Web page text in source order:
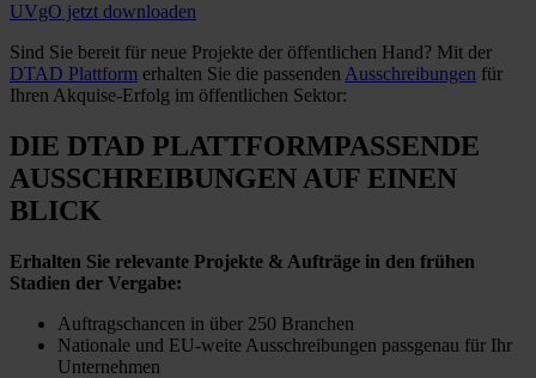
UVgO jetzt downloaden
Sind Sie bereit für neue Projekte der öffentlichen Hand? Mit der
DTAD Plattform erhalten Sie die passenden Ausschreibungen für
Ihren Akquise-Erfolg im öffentlichen Sektor:
DIE DTAD PLATTFORMPASSENDE
AUSSCHREIBUNGEN AUF EINEN
BLICK
Erhalten Sie relevante Projekte & Aufträge in den frühen
Stadien der Vergabe:
Auftragschancen in über 250 Branchen
Nationale und EU-weite Ausschreibungen passgenau für Ihr
Unternehmen